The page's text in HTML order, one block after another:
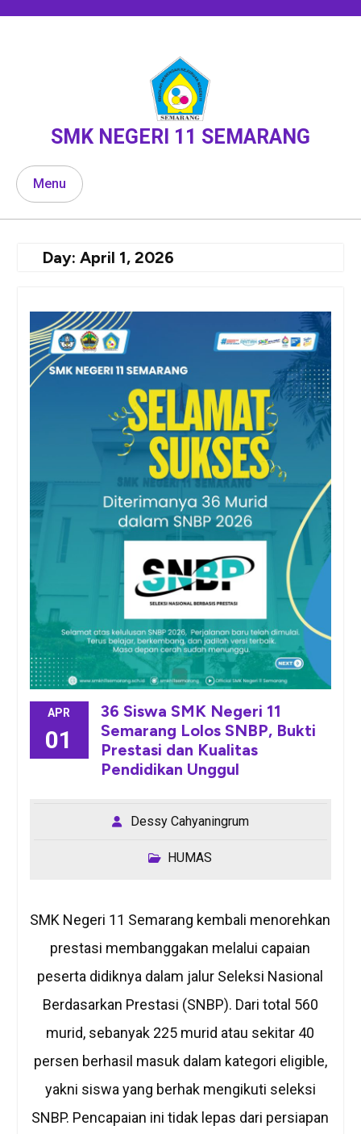
SMK NEGERI 11 SEMARANG
Menu
Day: April 1, 2026
APR
01
36 Siswa SMK Negeri 11
Semarang Lolos SNBP, Bukti
Prestasi dan Kualitas
Pendidikan Unggul
Dessy Cahyaningrum
HUMAS
SMK Negeri 11 Semarang kembali menorehkan
prestasi membanggakan melalui capaian
peserta didiknya dalam jalur Seleksi Nasional
Berdasarkan Prestasi (SNBP). Dari total 560
murid, sebanyak 225 murid atau sekitar 40
persen berhasil masuk dalam kategori eligible,
yakni siswa yang berhak mengikuti seleksi
SNBP. Pencapaian ini tidak lepas dari persiapan